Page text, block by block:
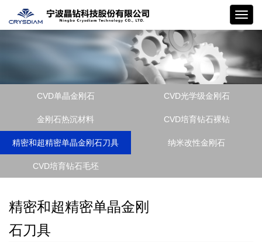
晶钻
CVD单晶金刚石 CVD光学级金刚石
金刚石热沉材料 CVD培育钻石裸钻
精密和超精密单晶金刚石刀具 纳米改性金刚石
CVD培育钻石毛坯
精密和超精密单晶金刚
石刀具